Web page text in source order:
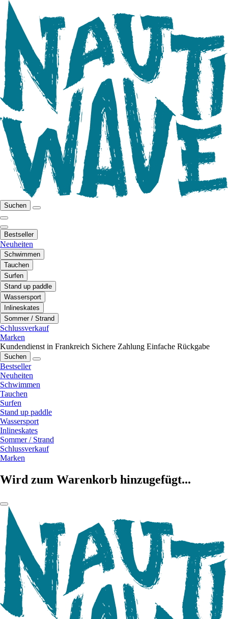
Suchen
Bestseller
Neuheiten
Schwimmen
Tauchen
Surfen
Stand up paddle
Wassersport
Inlineskates
Sommer / Strand
Schlussverkauf
Marken
Kundendienst in Frankreich Sichere Zahlung Einfache Rückgabe
Suchen
Bestseller
Neuheiten
Schwimmen
Tauchen
Surfen
Stand up paddle
Wassersport
Inlineskates
Sommer / Strand
Schlussverkauf
Marken
Wird zum Warenkorb hinzugefügt...